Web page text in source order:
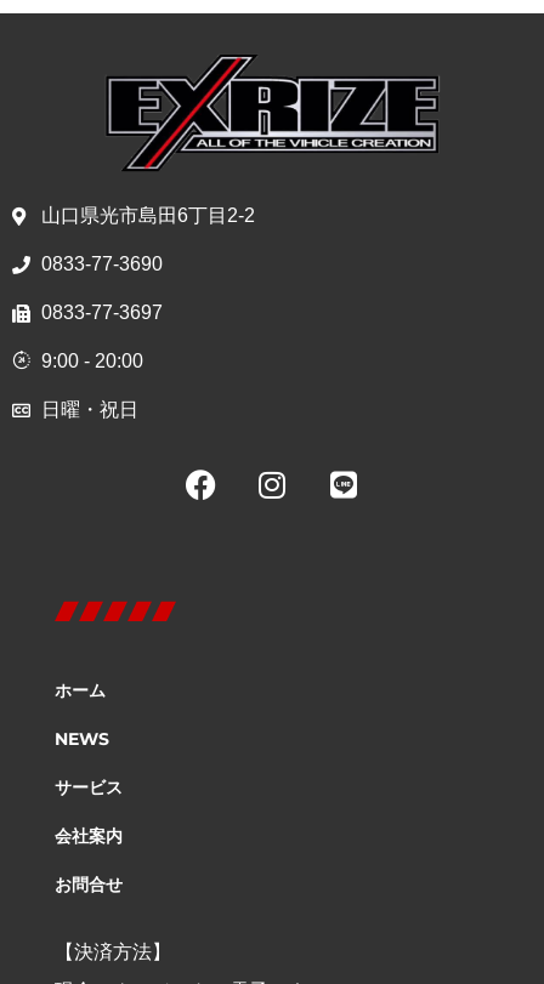
山口県光市島田6丁目2-2
0833-77-3690
0833-77-3697
9:00 - 20:00
日曜・祝日
ホーム
NEWS
サービス
会社案内
お問合せ
【決済方法】